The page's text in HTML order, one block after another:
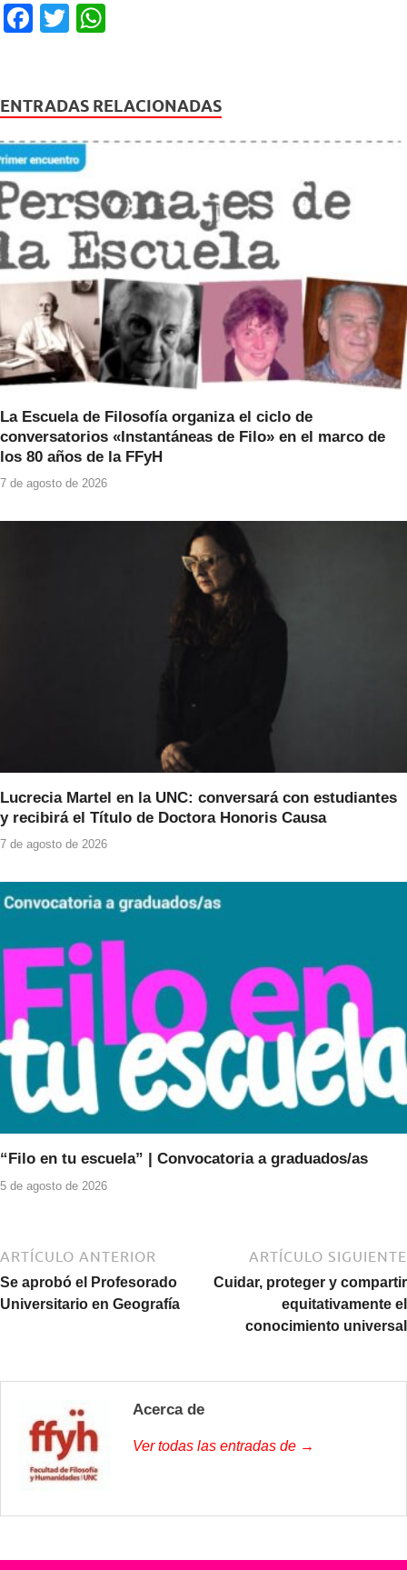
F
e
b
o
o
k
T
er s
A
p
ENTRADAS RELACIONADAS
La Escuela de Filosofía organiza el ciclo de
conversatorios «Instantáneas de Filo» en el marco de
los 80 años de la FFyH
7 de agosto de 2026
Lucrecia Martel en la UNC: conversará con estudiantes
y recibirá el Título de Doctora Honoris Causa
7 de agosto de 2026
“Filo en tu escuela” | Convocatoria a graduados/as
5 de agosto de 2026
ARTÍCULO ANTERIOR
Se aprobó el Profesorado
Universitario en Geografía
ARTÍCULO SIGUIENTE
Cuidar, proteger y compartir
equitativamente el
conocimiento universal
Acerca de
Ver todas las entradas de →